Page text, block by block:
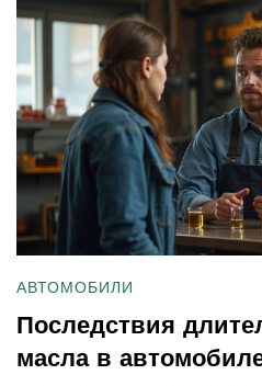
АВТОМОБИЛИ
Последствия
масла в